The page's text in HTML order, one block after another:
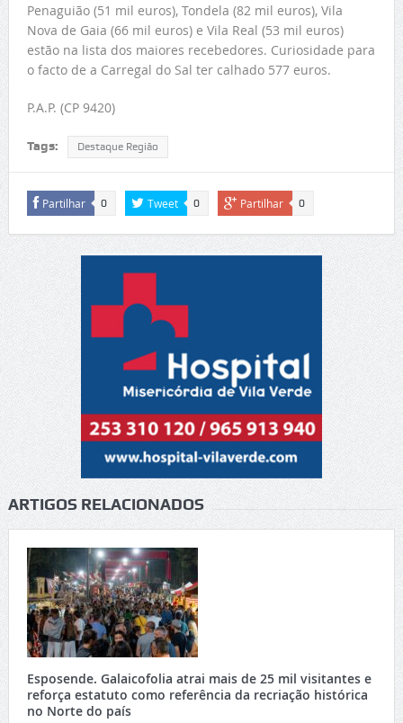
Penaguião (51 mil euros), Tondela (82 mil euros), Vila
Nova de Gaia (66 mil euros) e Vila Real (53 mil euros)
estão na lista dos maiores recebedores. Curiosidade para
o facto de a Carregal do Sal ter calhado 577 euros.
P.A.P. (CP 9420)
Tags: Destaque Região
Partilhar 0 Tweet 0 Partilhar 0
ARTIGOS RELACIONADOS
Esposende. Galaicofolia atrai mais de 25 mil visitantes e
reforça estatuto como referência da recriação histórica
no Norte do país